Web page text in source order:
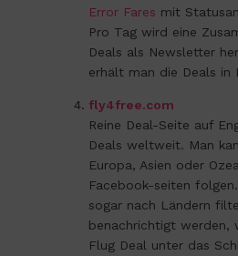
Error Fares mit
Pro Tag wird eine
Deals als Newsletter
erhält man die Deals in
fly4free.com
Reine Deal-Seite auf
Deals weltweit. Man
Europa, Asien oder
Facebook-seiten
sogar nach Ländern
benachrichtigt werden,
Flug Deal unter das